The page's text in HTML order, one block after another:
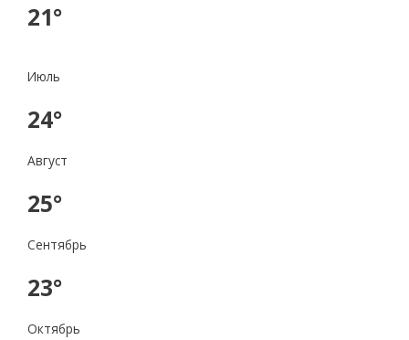
21°
Июль
24°
Август
25°
Сентябрь
23°
Октябрь